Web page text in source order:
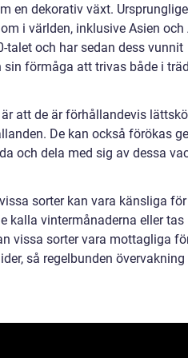
en dekorativ växt.
i världen, inklusive Asien och
talet och har sedan dess vunnit
förmåga att trivas både i
att de är förhållandevis
De kan också förökas
och dela med sig av dessa
sorter kan vara känsliga
kalla vintermånaderna eller tas
vissa sorter vara mottagliga
så regelbunden övervakning